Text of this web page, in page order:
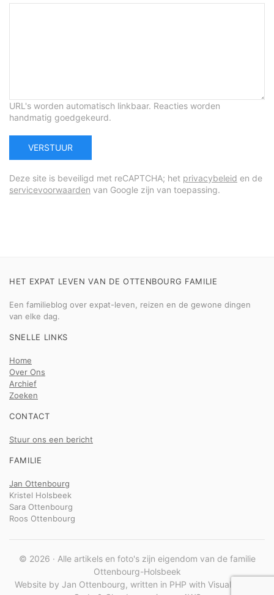
URL's worden automatisch linkbaar. Reacties worden
handmatig goedgekeurd.
VERSTUUR
Deze site is beveiligd met reCAPTCHA; het privacybeleid en de
servicevoorwaarden van Google zijn van toepassing.
HET EXPAT LEVEN VAN DE OTTENBOURG FAMILIE
Een familieblog over expat-leven, reizen en de gewone dingen
van elke dag.
SNELLE LINKS
Home
Over Ons
Archief
Zoeken
CONTACT
Stuur ons een bericht
FAMILIE
Jan Ottenbourg
Kristel Holsbeek
Sara Ottenbourg
Roos Ottenbourg
© 2026 · Alle artikels en foto's zijn eigendom van de familie
Ottenbourg-Holsbeek
Website by Jan Ottenbourg, written in PHP with Visual Studio